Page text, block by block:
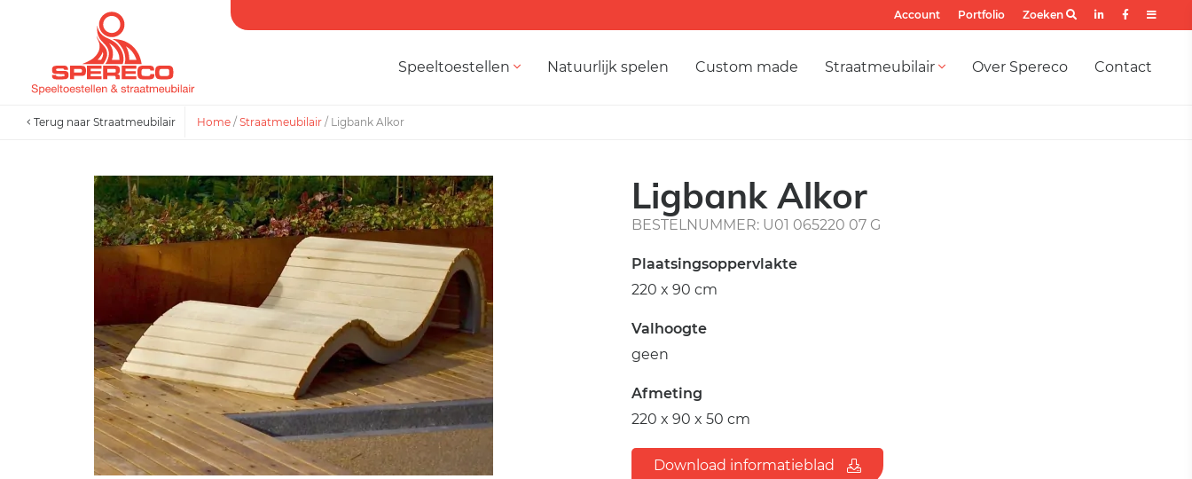
Account Portfolio Zoeken
Speeltoestellen Natuurlijk spelen Custom made Straatmeubilair Over Spereco Contact
Terug naar Straatmeubilair Home / Straatmeubilair / Ligbank Alkor
Ligbank Alkor
BESTELNUMMER: U01 065220 07 G
Plaatsingsoppervlakte
220 x 90 cm
Valhoogte
geen
Afmeting
220 x 90 x 50 cm
Download informatieblad